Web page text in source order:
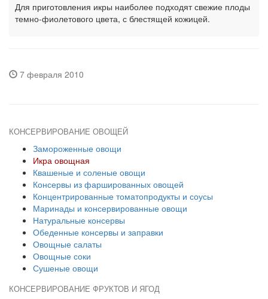
Для приготовления икры наиболее подходят свежие плоды
темно-фиолетового цвета, с блестящей кожицей.
7 февраля 2010
КОНСЕРВИРОВАНИЕ ОВОЩЕЙ
Замороженные овощи
Икра овощная
Квашеные и соленые овощи
Консервы из фаршированных овощей
Концентрированные томатопродукты и соусы
Маринады и консервированные овощи
Натуральные консервы
Обеденные консервы и заправки
Овощные салаты
Овощные соки
Сушеные овощи
КОНСЕРВИРОВАНИЕ ФРУКТОВ И ЯГОД